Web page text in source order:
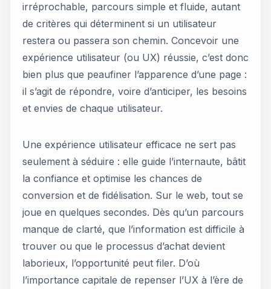
irréprochable, parcours simple et fluide, autant
de critères qui déterminent si un utilisateur
restera ou passera son chemin. Concevoir une
expérience utilisateur (ou UX) réussie, c’est donc
bien plus que peaufiner l’apparence d’une page :
il s’agit de répondre, voire d’anticiper, les besoins
et envies de chaque utilisateur.
Une expérience utilisateur efficace ne sert pas
seulement à séduire : elle guide l’internaute, bâtit
la confiance et optimise les chances de
conversion et de fidélisation. Sur le web, tout se
joue en quelques secondes. Dès qu’un parcours
manque de clarté, que l’information est difficile à
trouver ou que le processus d’achat devient
laborieux, l’opportunité peut filer. D’où
l’importance capitale de repenser l’UX à l’ère de